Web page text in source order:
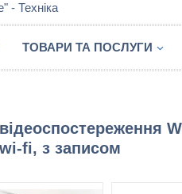
- Техніка
ТОВАРИ ТА ПОСЛУГИ
fi, з записом